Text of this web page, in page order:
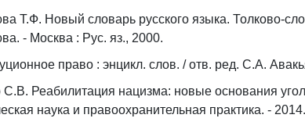
Т.Ф. Новый словарь русского языка. Толково-
- Москва : Рус. яз., 2000.
право : энцикл. слов. / отв. ред. С.А.
С.В. Реабилитация нацизма: новые основания
наука и правоохранительная практика. -